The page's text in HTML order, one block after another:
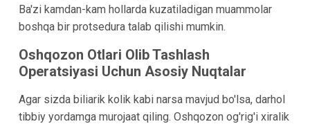
Ba'zi kamdan-kam hollarda kuzatiladigan muammolar
boshqa bir protsedura talab qilishi mumkin.
Oshqozon Otlari Olib Tashlash
Operatsiyasi Uchun Asosiy Nuqtalar
Agar sizda biliarik kolik kabi narsa mavjud bo'lsa, darhol
tibbiy yordamga murojaat qiling. Oshqozon og'rig'i xiralik